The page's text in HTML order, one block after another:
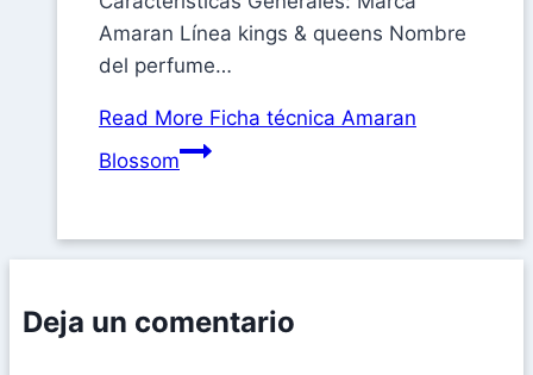
Amaran Línea kings & queens Nombre
del perfume…
Read More Ficha técnica Amaran
Blossom
Deja un comentario